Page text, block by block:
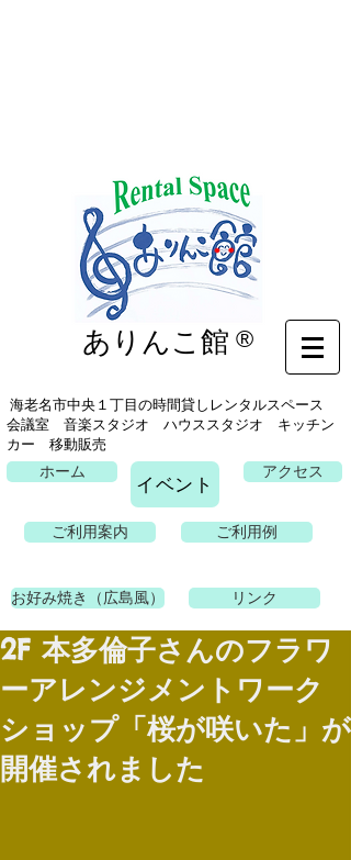
イベント
ありんこ館 ®
海老名市中央１丁目の時間貸しレンタルスペース
会議室 音楽スタジオ ハウススタジオ キッチン
カー 移動販売
ホーム
イベント
アクセス
ご利用案内 ご利用例
お好み焼き（広島風） リンク
2F 本多倫子さんのフラワ
ーアレンジメントワーク
ショップ「桜が咲いた」が
開催されました